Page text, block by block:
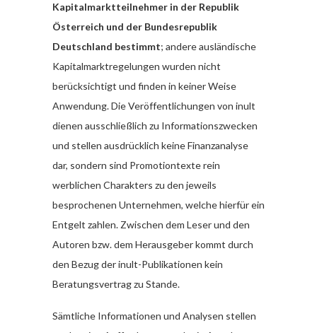
Kapitalmarktteilnehmer in der Republik
Österreich und der Bundesrepublik
Deutschland bestimmt; andere ausländische
Kapitalmarktregelungen wurden nicht
berücksichtigt und finden in keiner Weise
Anwendung. Die Veröffentlichungen von inult
dienen ausschließlich zu Informationszwecken
und stellen ausdrücklich keine Finanzanalyse
dar, sondern sind Promotiontexte rein
werblichen Charakters zu den jeweils
besprochenen Unternehmen, welche hierfür ein
Entgelt zahlen. Zwischen dem Leser und den
Autoren bzw. dem Herausgeber kommt durch
den Bezug der inult-Publikationen kein
Beratungsvertrag zu Stande.
Sämtliche Informationen und Analysen stellen